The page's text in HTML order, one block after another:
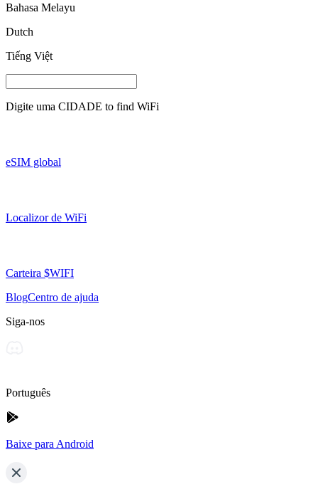
Bahasa Melayu
Dutch
Tiếng Việt
Digite uma CIDADE to find WiFi
eSIM global
Localizor de WiFi
Carteira $WIFI
BlogCentro de ajuda
Siga-nos
Português
Baixe para Android